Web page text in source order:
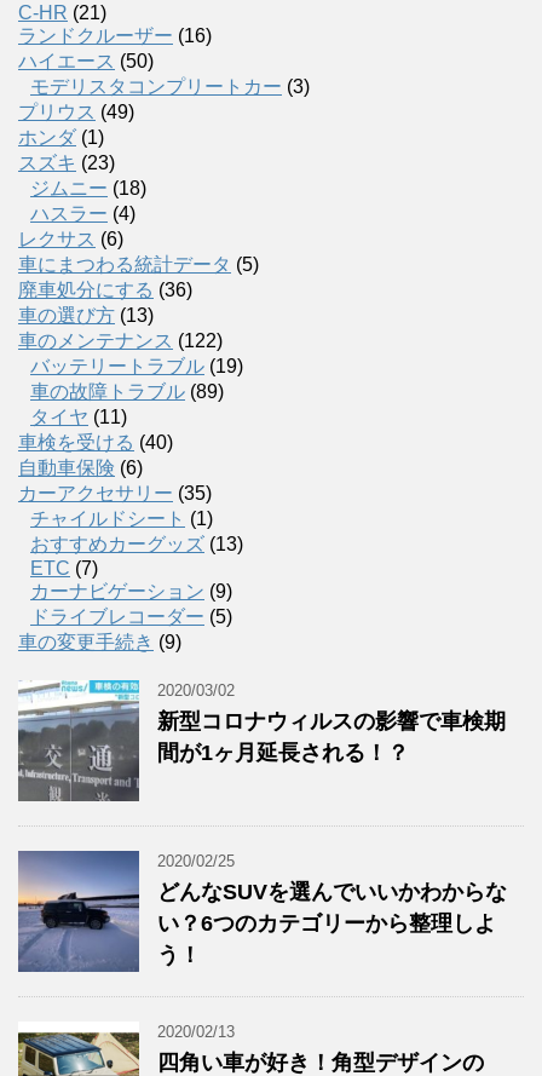
C-HR (21)
ランドクルーザー (16)
ハイエース (50)
モデリスタコンプリートカー (3)
プリウス (49)
ホンダ (1)
スズキ (23)
ジムニー (18)
ハスラー (4)
レクサス (6)
車にまつわる統計データ (5)
廃車処分にする (36)
車の選び方 (13)
車のメンテナンス (122)
バッテリートラブル (19)
車の故障トラブル (89)
タイヤ (11)
車検を受ける (40)
自動車保険 (6)
カーアクセサリー (35)
チャイルドシート (1)
おすすめカーグッズ (13)
ETC (7)
カーナビゲーション (9)
ドライブレコーダー (5)
車の変更手続き (9)
2020/03/02
新型コロナウィルスの影響で車検期
間が1ヶ月延長される！？
2020/02/25
どんなSUVを選んでいいかわからな
い？6つのカテゴリーから整理しよ
う！
2020/02/13
四角い車が好き！角型デザインの